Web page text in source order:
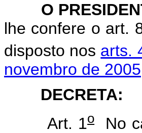
O
lhe confere o art.
disposto nos arts.
novembro de 2005
DECRETA:
Art. 1oNo